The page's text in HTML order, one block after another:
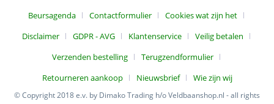
Beursagenda Contactformulier
Cookies wat zijn het
Disclaimer
GDPR - AVG Klantenservice
Veilig betalen
Verzenden bestelling
Terugzendformulier
Retourneren aankoop
Nieuwsbrief Wie zijn wij
© Copyright 2018 e.v. by Dimako Trading h/o Veldbaanshop.nl - all rights